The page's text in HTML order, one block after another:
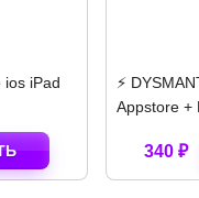
iPad
⚡️
ipad +
120 ₽